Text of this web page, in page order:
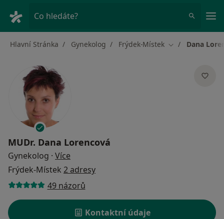
Co hledáte?
Hlavní Stránka Gynekolog Frýdek-Místek Změna města
Dana
MUDr. Dana Lorencová
Gynekolog · Více
Frýdek-Místek 2 adresy
49 názorů
Kontaktní údaje